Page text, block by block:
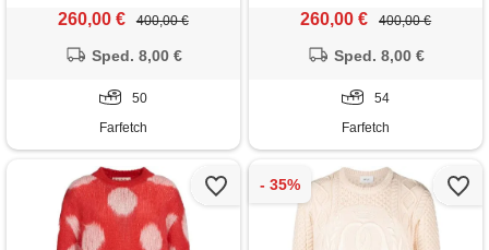
260,00 € 400,00 €
Sped. 8,00 €
50
Farfetch
260,00 € 400,00 €
Sped. 8,00 €
54
Farfetch